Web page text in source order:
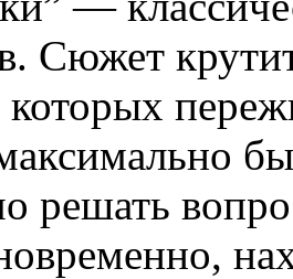
Сюжет
решать